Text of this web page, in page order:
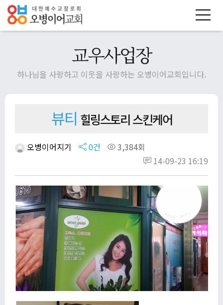
교우사업장
하나님을 사랑하고 이웃을 사랑하는 오병이어교회입니다.
뷰티 힐링스토리 스킨케어
오병이어지기 0건
3,384회
14-09-23 16:19